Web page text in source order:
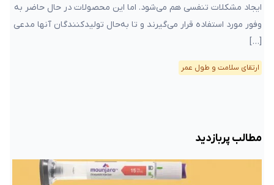
ایجاد مشکلات تنفسی هم می‌شود. اما این محصولات در حال حاضر به
وفور مورد استفاده قرار می‌گیرند و تا به‌حال تولید‌کنندگان آنها مدعی
[…]
ارتقای سلامت و طول عمر
مطالب پربازدید